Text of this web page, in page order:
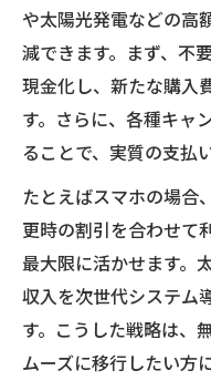
や太陽光発電などの高
減できます。まず、不
現金化し、新たな購入
す。さらに、各種キャ
ることで、実質の支払
たとえばスマホの場合
更時の割引を合わせて
最大限に活かせます。
収入を次世代システム
す。こうした戦略は、
ムーズに移行したい方